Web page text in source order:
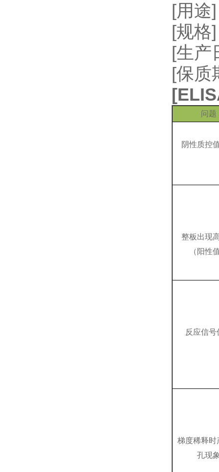
[用途
[规格
[生产
[保
[
问题
阴性质控
整板出现
（阳性
反应信号
梯度稀释时
孔现